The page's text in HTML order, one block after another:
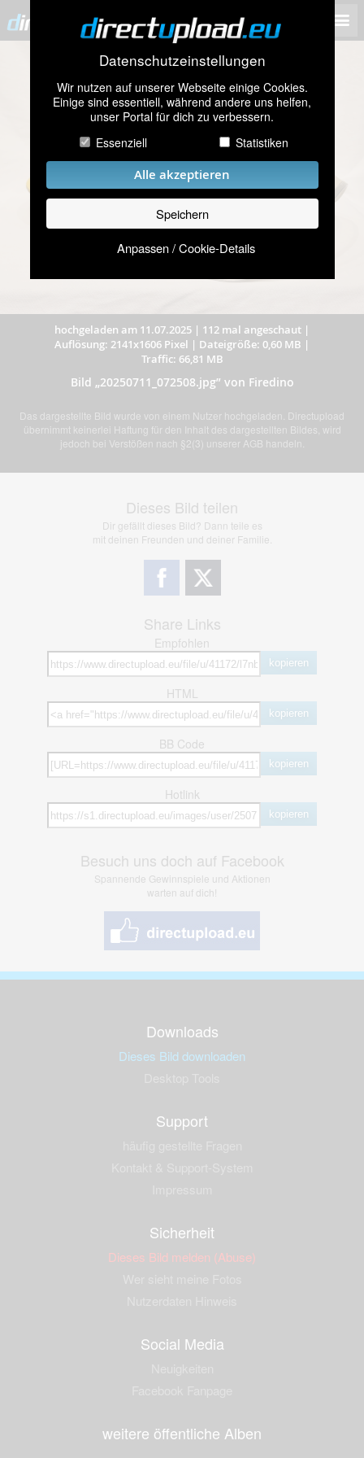
Datenschutzeinstellungen
Wir nutzen auf unserer Webseite einige Cookies.
Einige sind essentiell, während andere uns helfen,
unser Portal für dich zu verbessern.
Essenziell
Statistiken
Alle akzeptieren
Speichern
Anpassen / Cookie-Details
hochgeladen am 11.07.2025 | 112 mal angeschaut |
Auflösung: 2141x1606 Pixel | Dateigröße: 0,60 MB |
Traffic: 66,81 MB
Bild „20250711_072508.jpg” von Firedino
Das dargestellte Bild wurde von einem Nutzer hochgeladen. Directupload
übernimmt keinerlei Haftung für den Inhalt des dargestellten Bildes, wird
jedoch bei Verstößen nach §2(3) unserer AGB handeln.
Dieses Bild teilen
Dir gefällt dieses Bild? Dann teile es
mit deinen Freunden und deiner Familie.
Share Links
Empfohlen
kopieren
HTML
kopieren
BB Code
kopieren
Hotlink
kopieren
Besuch uns doch auf Facebook
Spannende Gewinnspiele und Aktionen
warten auf dich!
Downloads
Dieses Bild downloaden
Support
Sicherheit
Dieses Bild melden (Abuse)
Social Media
weitere öffentliche Alben